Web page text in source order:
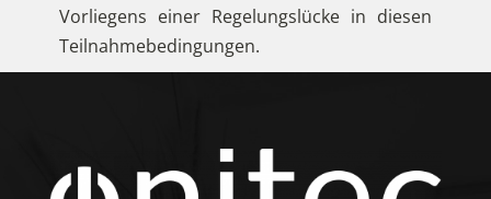
Vorliegens einer Regelungslücke in diesen
Teilnahmebedingungen.